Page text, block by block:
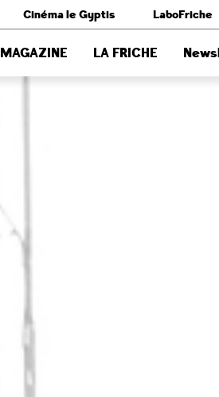
Cinéma le Gyptis LaboFriche
MAGAZINE LA FRICHE